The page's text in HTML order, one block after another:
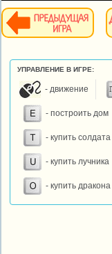
УПРАВЛЕНИЕ В ИГРЕ:
- движение
- построить дом
- купить солдата
- купить лучника
- купить дракона